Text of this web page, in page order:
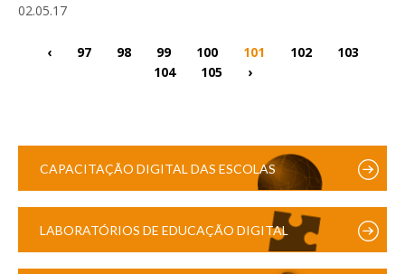
02.05.17
‹ 97 98 99 100 101 102
103
104
105 ›
CAPACITAÇÃO DIGITAL DAS ESCOLAS
LABORATÓRIOS DE EDUCAÇÃO DIGITAL